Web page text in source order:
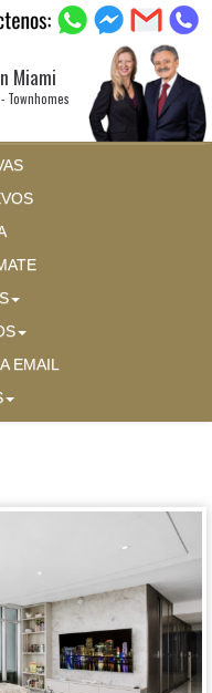
Miami
Townhomes
EMAIL